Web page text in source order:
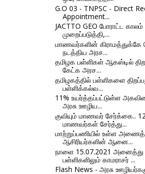
G.O 03 - TNPSC - Direct
Appointment...
JACTTO GEO போராட்ட
முறைப்படுத்தி,...
மாணவர்களின் கிராமத்துக்கே
நடத்திய அரச...
தமிழக பள்ளிகள் ஆகஸ்டில்
கேட்க அரச...
தமிழகத்தில் பள்ளிகளை
பள்ளிக்கல்வ...
11% உயர்த்தப்பட்டுள்ள
அரசு ஊழிய...
குவியும் மாணவர் சேர்க்கை..
மாணவர்கள் சேர்த்து...
மாற்றுப்பணியில் உள்ள
ஆசிரியர்களின் ஆனை...
நாளை 15.07.2021
பள்ளிகளிலும் காமராசர் ...
Flash News - அரசு